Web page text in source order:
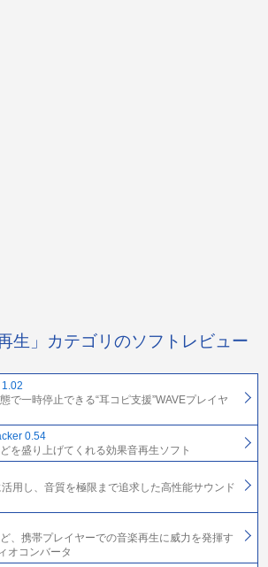
生」カテゴリのソフトレビュー
で一時停止できる“耳コピ支援”WAVEプレイヤ
0.54
を盛り上げてくれる効果音再生ソフト
用し、音質を極限まで追求した高性能サウンド
、携帯プレイヤーでの音楽再生に威力を発揮す
オコンバータ